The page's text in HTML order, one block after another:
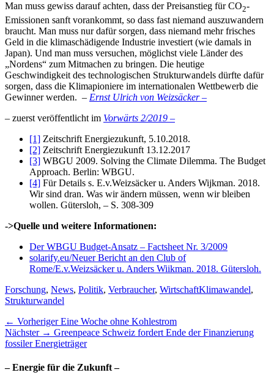
Man muss gewiss darauf achten, dass der Preisanstieg für CO2-
Emissionen sanft vorankommt, so dass fast niemand auszuwandern
braucht. Man muss nur dafür sorgen, dass niemand mehr frisches
Geld in die klimaschädigende Industrie investiert (wie damals in
Japan). Und man muss versuchen, möglichst viele Länder des
„Nordens“ zum Mitmachen zu bringen. Die heutige
Geschwindigkeit des technologischen Strukturwandels dürfte dafür
sorgen, dass die Klimapioniere im internationalen Wettbewerb die
Gewinner werden. – Ernst Ulrich von Weizsäcker –
– zuerst veröffentlicht im Vorwärts 2/2019 –
[1] Zeitschrift Energiezukunft, 5.10.2018.
[2] Zeitschrift Energiezukunft 13.12.2017
[3] WBGU 2009. Solving the Climate Dilemma. The Budget
Approach. Berlin: WBGU.
[4] Für Details s. E.v.Weizsäcker u. Anders Wijkman. 2018.
Wir sind dran. Was wir ändern müssen, wenn wir bleiben
wollen. Gütersloh, – S. 308-309
->Quelle und weitere Informationen:
Der WBGU Budget-Ansatz – Factsheet Nr. 3/2009
solarify.eu/Neuer Bericht an den Club of
Rome/E.v.Weizsäcker u. Anders Wiikman. 2018. Gütersloh.
Kategorien
Forschung, News, Politik, Verbraucher, WirtschaftSchlagworte
Klimawandel,
Strukturwandel
Beitragsnavigation
← Vorheriger Vorheriger
Beitrag:
Eine Woche ohne Kohlestrom
Nächster → Nächster
Beitrag:
Greenpeace Schweiz fordert Ende der Finanzierung
fossiler Energieträger
– Energie für die Zukunft –